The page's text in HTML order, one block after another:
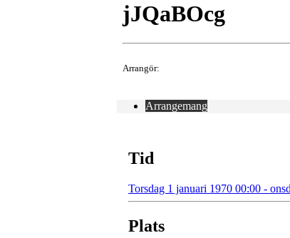
jJQaBOcg
Arrangör:
Arrangemang
Tid
Torsdag 1 januari 1970 00:00 -
Plats